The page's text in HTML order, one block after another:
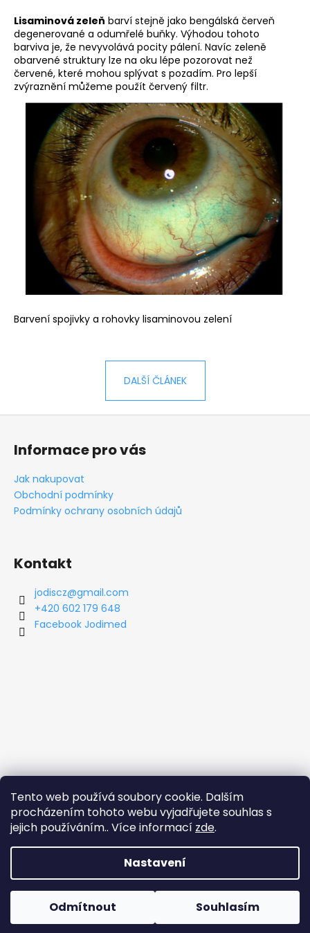
Tento web používá soubory cookie. Dalším
procházením tohoto webu vyjadřujete souhlas s
jejich používáním.. Více informací zde.
Nastavení
Odmítnout Souhlasím
Lisaminová zeleň barví stejně jako bengálská červeň
degenerované a odumřelé buňky. Výhodou tohoto
barviva je, že nevyvolává pocity pálení. Navíc zeleně
obarvené struktury lze na oku lépe pozorovat než
červené, které mohou splývat s pozadím. Pro lepší
zvýraznění můžeme použít červený filtr.
Barvení spojivky a rohovky lisaminovou zelení
DALŠÍ ČLÁNEK
Z
Informace pro vás
Jak nakupovat
Obchodní podmínky
Podmínky ochrany osobních údajů
Kontakt
jodiscz@gmail.com
+420 602 179 648
Facebook Jodimed
Copyright 2026Jodimed.cz - Jodis koncentrát.
Všechna práva vyhrazena.